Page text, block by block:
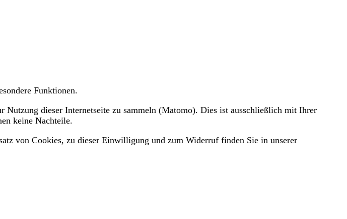
Funktionen.
dieser Internetseite zu sammeln (Matomo). Dies ist ausschließlich mit Ihrer
keine Nachteile.
von Cookies, zu dieser Einwilligung und zum Widerruf finden Sie in unserer